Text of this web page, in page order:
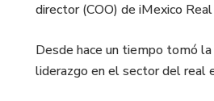
director (COO) de iMexico
Desde hace un tiempo tomó
liderazgo en el sector del real